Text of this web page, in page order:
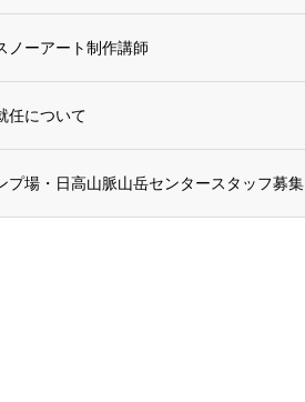
ノーアート制作講師
任について
プ場・日高山脈山岳センタースタッフ募集